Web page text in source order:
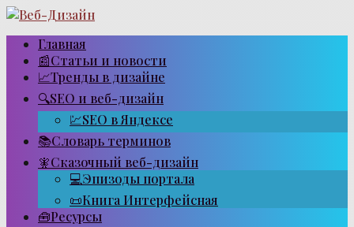
Перейти
контентуГлавная
📰Статьи и новости
📈Тренды в дизайне
🔍SEO и веб-дизайн
💹SEO в Яндексе
📚Словарь терминов
🧚Сказочный веб-дизайн
💻Эпизоды портала
📜Книга Интерфейсная
🧰Ресурсы